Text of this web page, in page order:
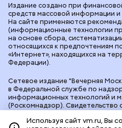
Сетевое издание "Вечерняя
в Федеральной службе по
информационных технологий и
(Роскомнадзор).
"Вечерняя Москва". Главный
Издание создано при
средств массовой информации
На сайте применяются
(информационные технологии
на основе сбора,
относящихся к предпочтениям
«Интернет», находящихся на
Федерации).
Используя сайт vm.ru, Вы